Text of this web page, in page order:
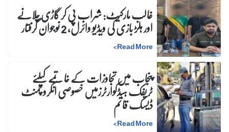
غالب مارکیٹ: شراب پی کر گاڑی چلانے
اور ہلڑ بازی کی ویڈیو وائرل، 2 نوجوان گرفتار
Read More
>
پنجاب میں تجاوزات کے خاتمے کیلئے
ٹریفک ہیڈکوارٹرزمیں خصوصی انکروچمنٹ
ڈیسک قائم
Read More
>